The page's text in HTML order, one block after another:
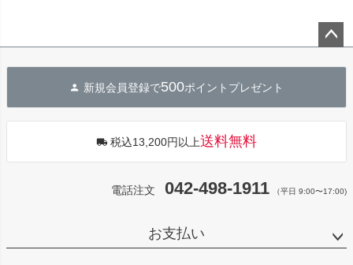
へ
新規会員登録で500ポイントプレゼント
税込13,200円以上送料無料
電話注文 042-498-1911 （平日 9:00〜17:00)
お支払い